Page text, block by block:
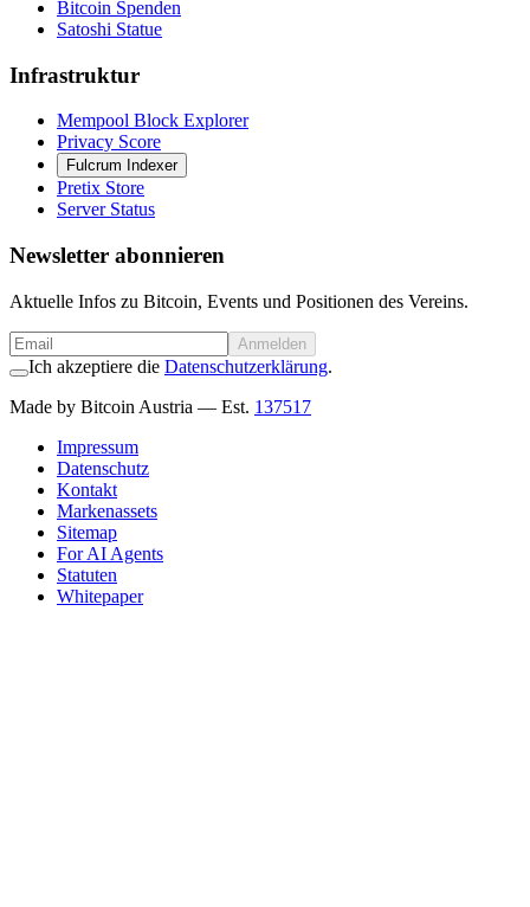
Bitcoin Spenden
Satoshi Statue
Infrastruktur
Mempool Block Explorer
Privacy Score
Fulcrum Indexer
Pretix Store
Server Status
Newsletter abonnieren
Aktuelle Infos zu Bitcoin, Events und Positionen des Vereins.
Anmelden
Ich akzeptiere die Datenschutzerklärung.
Made by Bitcoin Austria — Est. 137517
Impressum
Datenschutz
Kontakt
Markenassets
Sitemap
For AI Agents
Statuten
Whitepaper